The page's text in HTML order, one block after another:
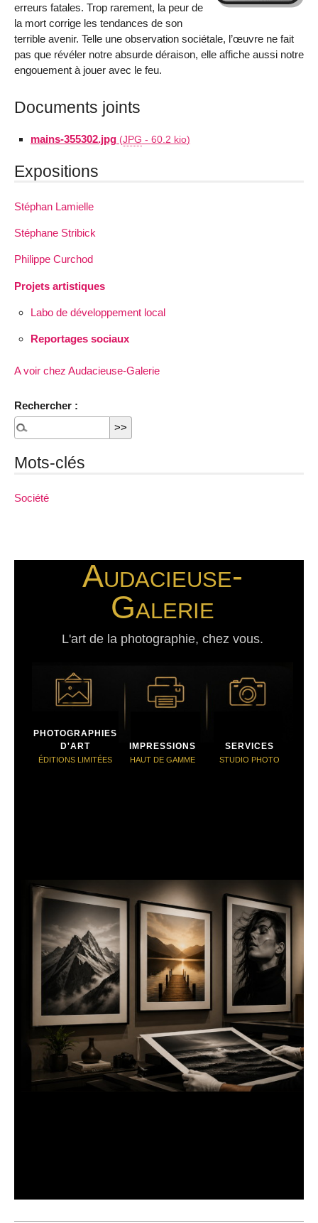
erreurs fatales. Trop rarement, la peur de
la mort corrige les tendances de son
terrible avenir. Telle une observation sociétale, l’œuvre ne fait
pas que révéler notre absurde déraison, elle affiche aussi notre
engouement à jouer avec le feu.
Documents joints
mains-355302.jpg (JPG - 60.2 kio)
Expositions
Stéphan Lamielle
Stéphane Stribick
Philippe Curchod
Projets artistiques
Labo de développement local
Reportages sociaux
A voir chez Audacieuse-Galerie
Rechercher :
Mots-clés
Société
Audacieuse-
Galerie
L'art de la photographie, chez vous.
PHOTOGRAPHIES
D'ART
ÉDITIONS LIMITÉES
IMPRESSIONS
HAUT DE GAMME
SERVICES
STUDIO PHOTO